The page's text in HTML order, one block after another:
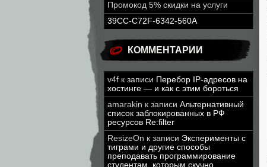
Промокод 5% скидки на услуги
39CC-C72F-6342-560A
КОММЕНТАРИИ
v4f к записи Перебор IP-адресов на
хостинге — и как с этим бороться
amarakin к записи Альтернативный
список заблокированных в РФ
ресурсов Re:filter
ResizeOn к записи Эксперименты с
тиграми и другие способы
преподавать программирование
студентам, которым скучно